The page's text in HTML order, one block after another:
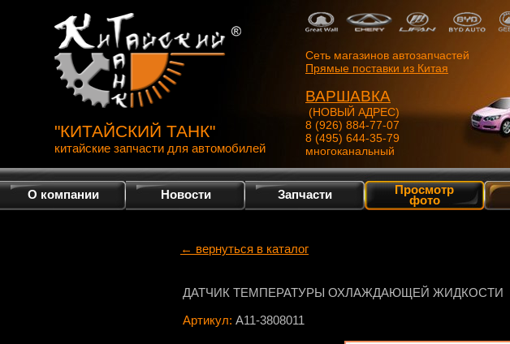
"КИТАЙСКИЙ ТАНК"
китайские запчасти для автомобилей
Сеть магазинов автозапчастей
Прямые поставки из Китая
ВАРШАВКА
(НОВЫЙ АДРЕС)
8 (926) 884-77-07
8 (495) 644-35-79
многоканальный
О компании Новости Запчасти Просмотр
фото
← вернуться в каталог
ДАТЧИК ТЕМПЕРАТУРЫ ОХЛАЖДАЮЩЕЙ ЖИДКОСТИ
Артикул: A11-3808011